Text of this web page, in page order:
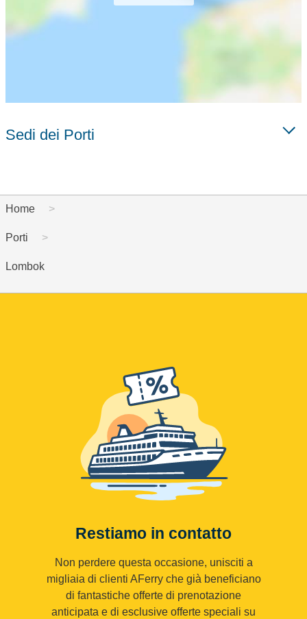
Sedi dei Porti
Home
Porti
Lombok
Restiamo in contatto
Non perdere questa occasione, unisciti a
migliaia di clienti AFerry che già beneficiano
di fantastiche offerte di prenotazione
anticipata e di esclusive offerte speciali su